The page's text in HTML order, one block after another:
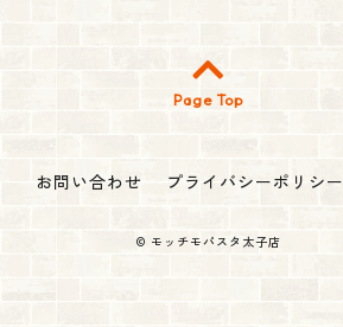
Page Top
お問い合わせ プライバシーポリシー
© モッチモパスタ太子店